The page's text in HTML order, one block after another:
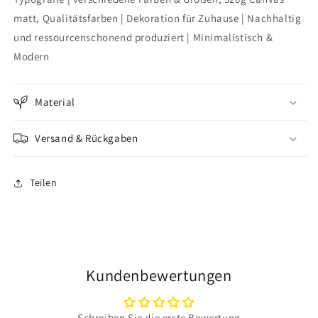
matt, Qualitätsfarben | Dekoration für Zuhause | Nachhaltig
und ressourcenschonend produziert | Minimalistisch &
Modern
Material
Versand & Rückgaben
Teilen
Kundenbewertungen